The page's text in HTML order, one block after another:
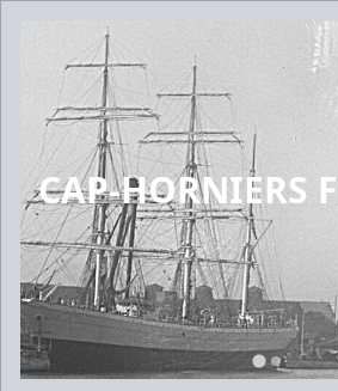
CAP-HORNIERS